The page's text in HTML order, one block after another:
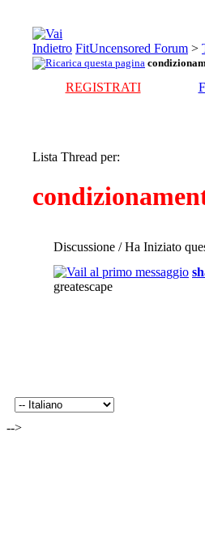
FitUncensored Forum >
REGISTRATI
Lista Thread per:
Discussione / Ha Iniziato
greatescape
-->